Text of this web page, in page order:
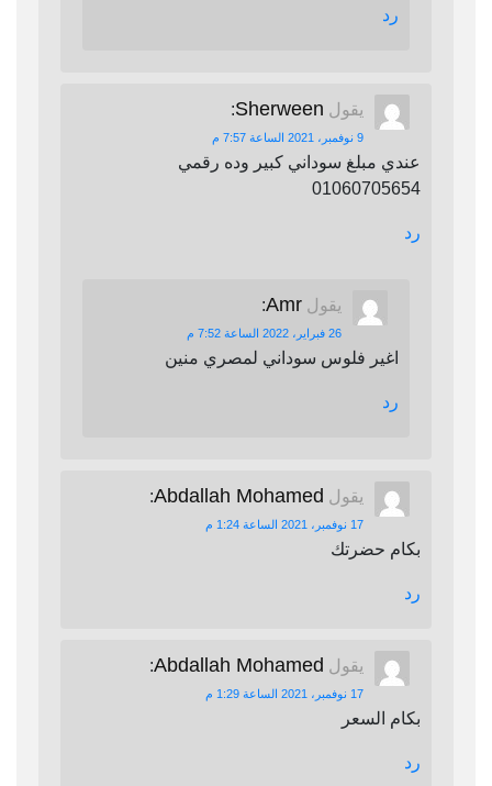
رد
يقول Sherween
:
9 نوفمبر، 2021 الساعة 7:57 م
عندي مبلغ سوداني كبير وده رقمي
01060705654
رد
يقول Amr
:
26 فبراير، 2022 الساعة 7:52 م
اغير فلوس سوداني لمصري منين
رد
يقول Abdallah Mohamed
:
17 نوفمبر، 2021 الساعة 1:24 م
بكام حضرتك
رد
يقول Abdallah Mohamed
:
17 نوفمبر، 2021 الساعة 1:29 م
بكام السعر
رد